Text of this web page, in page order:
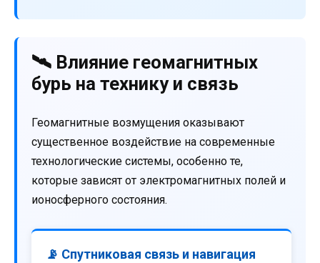
🛰️ Влияние геомагнитных
бурь на технику и связь
Геомагнитные возмущения оказывают
существенное воздействие на современные
технологические системы, особенно те,
которые зависят от электромагнитных полей и
ионосферного состояния.
📡 Спутниковая связь и навигация